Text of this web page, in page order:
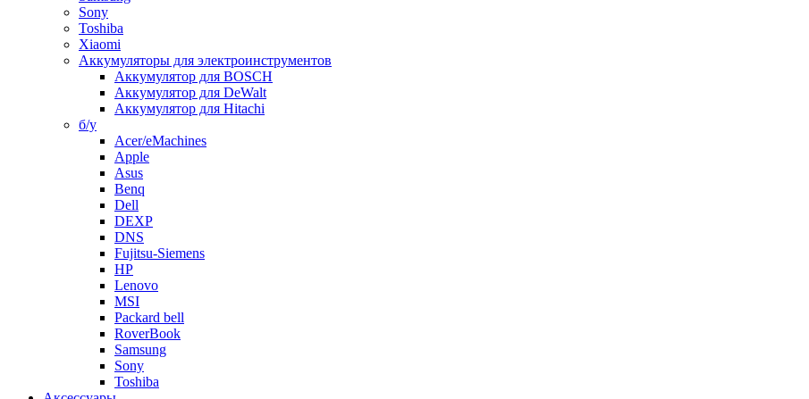
Sony
Toshiba
Xiaomi
Аккумуляторы для электроинструментов
Аккумулятор для BOSCH
Аккумулятор для DeWalt
Аккумулятор для Hitachi
б/у
Acer/eMachines
Apple
Asus
Benq
Dell
DEXP
DNS
Fujitsu-Siemens
HP
Lenovo
MSI
Packard bell
RoverBook
Samsung
Sony
Toshiba